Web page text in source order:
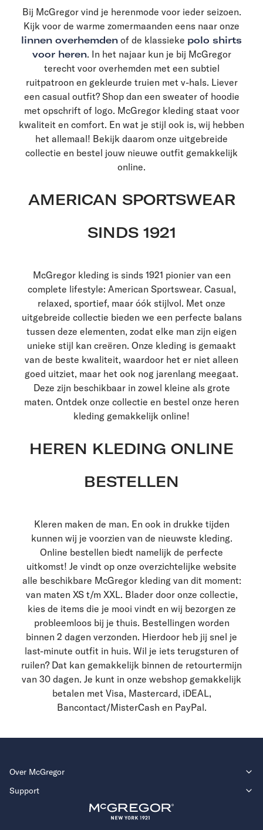
Bij McGregor vind je herenmode voor ieder seizoen.
Kijk voor de warme zomermaanden eens naar onze
linnen overhemden of de klassieke polo shirts
voor heren. In het najaar kun je bij McGregor
terecht voor overhemden met een subtiel
ruitpatroon en gekleurde truien met v-hals. Liever
een casual outfit? Shop dan een sweater of hoodie
met opschrift of logo. McGregor kleding staat voor
kwaliteit en comfort. En wat je stijl ook is, wij hebben
het allemaal! Bekijk daarom onze uitgebreide
collectie en bestel jouw nieuwe outfit gemakkelijk
online.
AMERICAN SPORTSWEAR
SINDS 1921
McGregor kleding is sinds 1921 pionier van een
complete lifestyle: American Sportswear. Casual,
relaxed, sportief, maar óók stijlvol. Met onze
uitgebreide collectie bieden we een perfecte balans
tussen deze elementen, zodat elke man zijn eigen
unieke stijl kan creëren. Onze kleding is gemaakt
van de beste kwaliteit, waardoor het er niet alleen
goed uitziet, maar het ook nog jarenlang meegaat.
Deze zijn beschikbaar in zowel kleine als grote
maten. Ontdek onze collectie en bestel onze heren
kleding gemakkelijk online!
HEREN KLEDING ONLINE
BESTELLEN
Kleren maken de man. En ook in drukke tijden
kunnen wij je voorzien van de nieuwste kleding.
Online bestellen biedt namelijk de perfecte
uitkomst! Je vindt op onze overzichtelijke website
alle beschikbare McGregor kleding van dit moment:
van maten XS t/m XXL. Blader door onze collectie,
kies de items die je mooi vindt en wij bezorgen ze
probleemloos bij je thuis. Bestellingen worden
binnen 2 dagen verzonden. Hierdoor heb jij snel je
last-minute outfit in huis. Wil je iets terugsturen of
ruilen? Dat kan gemakkelijk binnen de retourtermijn
van 30 dagen. Je kunt in onze webshop gemakkelijk
betalen met Visa, Mastercard, iDEAL,
Bancontact/MisterCash en PayPal.
Over McGregor
Support